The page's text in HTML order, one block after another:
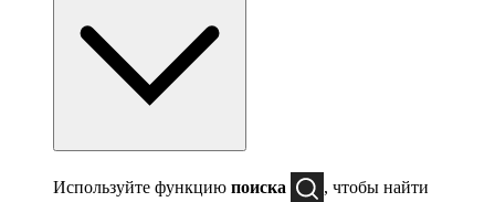
Используйте функцию поиска
, чтобы найти